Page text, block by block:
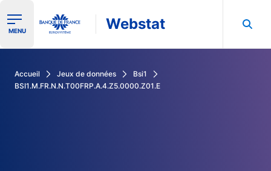
Ouvrir le menu de navigation
MENU Webstat
Accueil Jeux de données
Bsi1
BSI1.M.FR.N.N.T00FRP.A.4.Z5.0000.Z01.E